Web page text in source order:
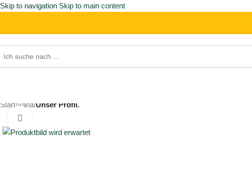
Skip to navigation Skip to main content
Start/Varia/Unser Profil.